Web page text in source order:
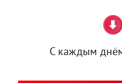
С каждым